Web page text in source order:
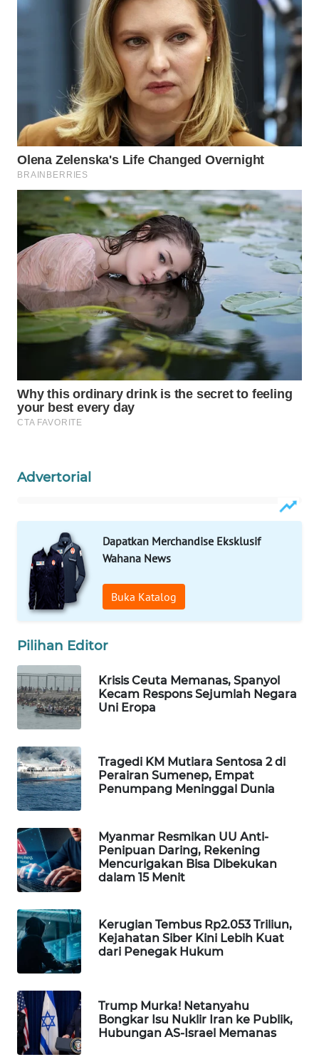
Advertorial
Dapatkan Merchandise Eksklusif
Wahana News
Buka Katalog
Pilihan Editor
Krisis Ceuta Memanas, Spanyol
Kecam Respons Sejumlah Negara
Uni Eropa
Tragedi KM Mutiara Sentosa 2 di
Perairan Sumenep, Empat
Penumpang Meninggal Dunia
Myanmar Resmikan UU Anti-
Penipuan Daring, Rekening
Mencurigakan Bisa Dibekukan
dalam 15 Menit
Kerugian Tembus Rp2.053 Triliun,
Kejahatan Siber Kini Lebih Kuat
dari Penegak Hukum
Trump Murka! Netanyahu
Bongkar Isu Nuklir Iran ke Publik,
Hubungan AS-Israel Memanas
WAHANA
INFRASTRUKTUR
KONSUMEN
WAHANA
LISTRIK
WAHANA
TRAVEL
WAHANA
TV
WAHANANEWS
ID
WAHANANEWS
WAHANANEWS
NET
WAHANA
SELEB
WAHANA
PERSONA
WAHANA
OTOMOTIF
WAHANA
HEALTH
WAHANA
DESA
WISATA
LAPAK
WAHANA
Wahana
Network
KONSUMEN
LISTRIK
KELISTRIKAN
WALINKI
ID